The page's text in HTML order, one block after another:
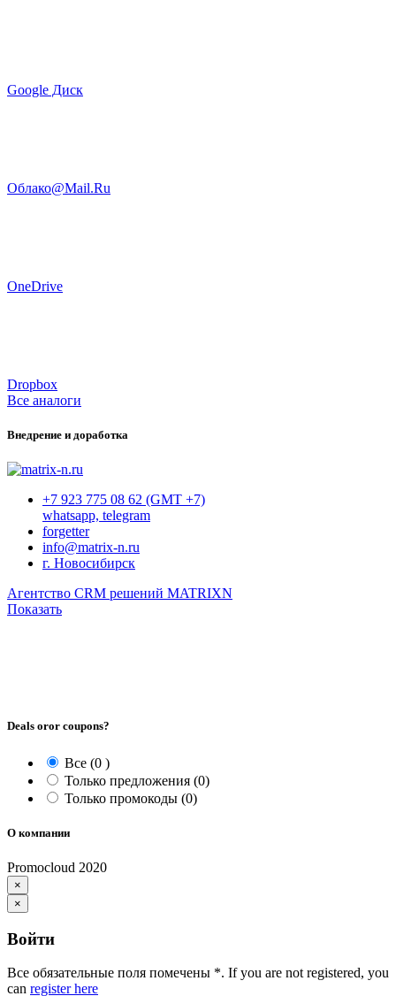
Google Диск
Облако@Mail.Ru
OneDrive
Dropbox
Все аналоги
Внедрение и доработка
+7 923 775 08 62 (GMT +7)
whatsapp, telegram
forgetter
info@matrix-n.ru
г. Новосибирск
Агентство CRM решений MATRIXN
Показать
Deals oror coupons?
Все (0 )
Только предложения (0)
Только промокоды (0)
О компании
Promocloud 2020
×
×
Войти
Все обязательные поля помечены *. If you are not registered, you
can register here